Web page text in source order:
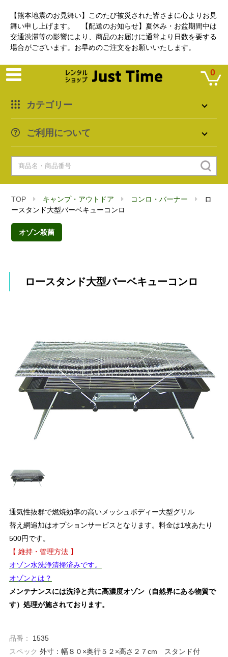
【熊本地震のお見舞い】このたび被災された皆さまに心よりお見
舞い申し上げます。 【配送のお知らせ】夏休み・お盆期間中は
交通渋滞等の影響により、商品のお届けに通常より日数を要する
場合がございます。お早めのご注文をお願いいたします。
カテゴリー
ご利用について
0
TOP キャンプ・アウトドア コンロ・バーナー
ロ
ースタンド大型バーベキューコンロ
オゾン殺菌
ロースタンド大型バーベキューコンロ
通気性抜群で燃焼効率の高いメッシュボディー大型グリル
替え網追加はオプションサービスとなります。料金は1枚あたり
500円です。
【 維持・管理方法 】
オゾン水洗浄清掃済みです。
オゾンとは？
メンテナンスには洗浄と共に高濃度オゾン（自然界にある物質で
す）処理が施されております。
品番：
1535
スペック 外寸：幅８０×奥行５２×高さ２７cm スタンド付